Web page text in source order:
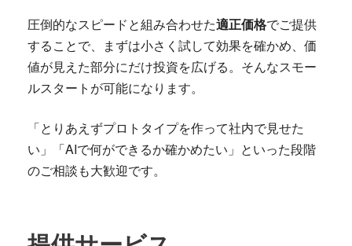
圧倒的なスピードと組み合わせた適正価格でご提供
することで、まずは小さく試して効果を確かめ、価
値が見えた部分にだけ投資を広げる。そんなスモー
ルスタートが可能になります。
「とりあえずプロトタイプを作って社内で見せた
い」「AIで何ができるか確かめたい」といった段階
のご相談も大歓迎です。